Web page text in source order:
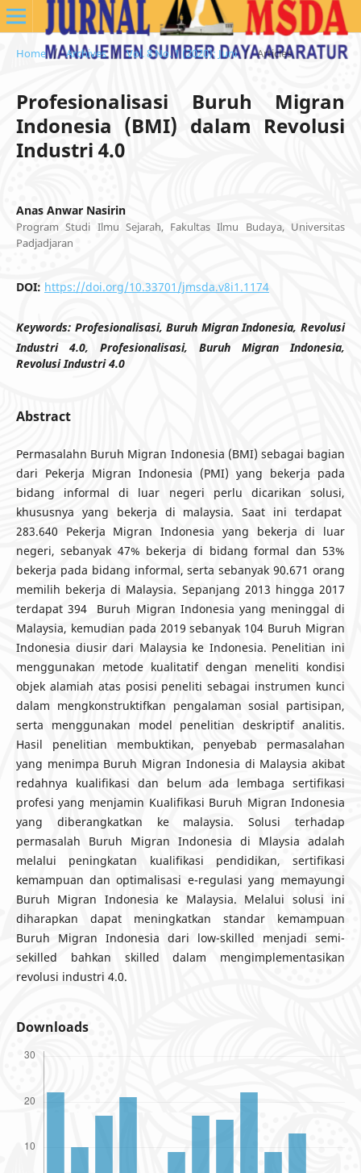
Home / Archives / Vol. 8 No. 1 (2020): Juni / Articles
Profesionalisasi Buruh Migran
Indonesia (BMI) dalam Revolusi
Industri 4.0
Anas Anwar Nasirin
Program Studi Ilmu Sejarah, Fakultas Ilmu Budaya, Universitas
Padjadjaran
DOI: https://doi.org/10.33701/jmsda.v8i1.1174
Keywords: Profesionalisasi, Buruh Migran Indonesia, Revolusi
Industri 4.0, Profesionalisasi, Buruh Migran Indonesia,
Revolusi Industri 4.0
Abstract
Permasalahn Buruh Migran Indonesia (BMI) sebagai bagian
dari Pekerja Migran Indonesia (PMI) yang bekerja pada
bidang informal di luar negeri perlu dicarikan solusi,
khususnya yang bekerja di malaysia. Saat ini terdapat
283.640 Pekerja Migran Indonesia yang bekerja di luar
negeri, sebanyak 47% bekerja di bidang formal dan 53%
bekerja pada bidang informal, serta sebanyak 90.671 orang
memilih bekerja di Malaysia. Sepanjang 2013 hingga 2017
terdapat 394 Buruh Migran Indonesia yang meninggal di
Malaysia, kemudian pada 2019 sebanyak 104 Buruh Migran
Indonesia diusir dari Malaysia ke Indonesia. Penelitian ini
menggunakan metode kualitatif dengan meneliti kondisi
objek alamiah atas posisi peneliti sebagai instrumen kunci
dalam mengkonstruktifkan pengalaman sosial partisipan,
serta menggunakan model penelitian deskriptif analitis.
Hasil penelitian membuktikan, penyebab permasalahan
yang menimpa Buruh Migran Indonesia di Malaysia akibat
redahnya kualifikasi dan belum ada lembaga sertifikasi
profesi yang menjamin Kualifikasi Buruh Migran Indonesia
yang diberangkatkan ke malaysia. Solusi terhadap
permasalah Buruh Migran Indonesia di Mlaysia adalah
melalui peningkatan kualifikasi pendidikan, sertifikasi
kemampuan dan optimalisasi e-regulasi yang memayungi
Buruh Migran Indonesia ke Malaysia. Melalui solusi ini
diharapkan dapat meningkatkan standar kemampuan
Buruh Migran Indonesia dari low-skilled menjadi semi-
sekilled bahkan skilled dalam mengimplementasikan
revolusi industri 4.0.
Downloads